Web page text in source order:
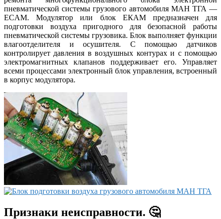
пневматической системы грузового автомобиля МАН ТГА —
ECAM. Модулятор или блок ЕКАМ предназначен для
подготовки воздуха пригодного для безопасной работы
пневматической системы грузовика. Блок выполняет функции
влагоотделителя и осушителя. С помощью датчиков
контролирует давления в воздушных контурах и с помощью
электромагнитных клапанов поддерживает его. Управляет
всеми процессами электронный блок управления, встроенный
в корпус модулятора.
Признаки неисправности. 🤔